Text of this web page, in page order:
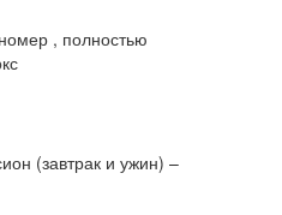
, полностью
(завтрак и ужин) –